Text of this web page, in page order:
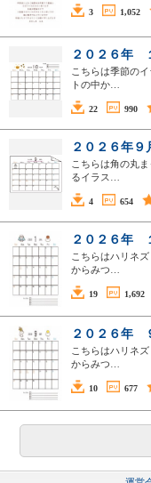
3 1,052
２０２６年
こちらは季節の
トの中か…
22 990
２０２６年
こちらは角の丸
るイラス…
4 654
２０２６年
こちらはハリネ
からみつ…
19 1,692
２０２６年
こちらはハリネ
からみつ…
10 677